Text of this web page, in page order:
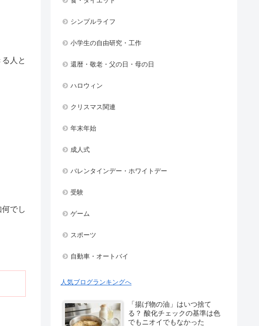
人と
でし
シンプルライフ
小学生の自由研究・工作
還暦・敬老・父の日・母の日
ハロウィン
クリスマス関連
年末年始
成人式
バレンタインデー・ホワイトデー
受験
ゲーム
スポーツ
自動車・オートバイ
人気ブログランキングへ
「揚げ物の油」はいつ捨て
る？ 酸化チェックの基準は色
でもニオイでもなかった